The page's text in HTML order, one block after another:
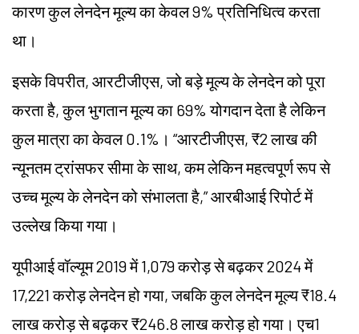
कारण कुल लेनदेन मूल्य का केवल 9% प्रतिनिधित्व करता
था।
इसके विपरीत, आरटीजीएस, जो बड़े मूल्य के लेनदेन को पूरा
करता है, कुल भुगतान मूल्य का 69% योगदान देता है लेकिन
कुल मात्रा का केवल 0.1%। “आरटीजीएस, ₹2 लाख की
न्यूनतम ट्रांसफर सीमा के साथ, कम लेकिन महत्वपूर्ण रूप से
उच्च मूल्य के लेनदेन को संभालता है,” आरबीआई रिपोर्ट में
उल्लेख किया गया।
यूपीआई वॉल्यूम 2019 में 1,079 करोड़ से बढ़कर 2024 में
17,221 करोड़ लेनदेन हो गया, जबकि कुल लेनदेन मूल्य ₹18.4
लाख करोड़ से बढ़कर ₹246.8 लाख करोड़ हो गया।एच1